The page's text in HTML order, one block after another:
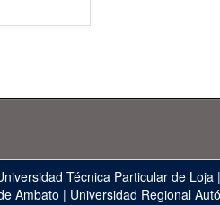
Técnica Particular de Loja |
Ambato | Universidad Regional